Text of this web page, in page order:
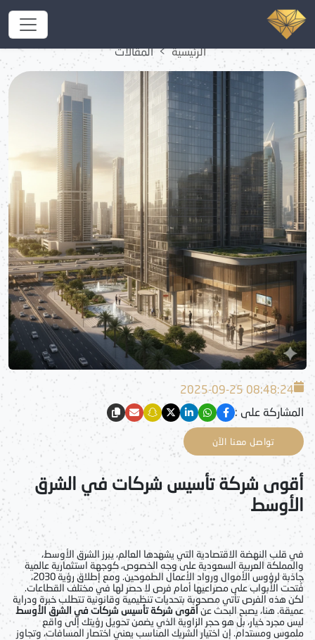
الرئيسية المقالات
2025-09-25 08:48:24
المشاركة على :
تواصل معنا الآن
أقوى شركة تأسيس شركات في الشرق
الأوسط
في قلب النهضة الاقتصادية التي يشهدها العالم، يبرز الشرق الأوسط،
والمملكة العربية السعودية على وجه الخصوص، كوجهة استثمارية عالمية
جاذبة لرؤوس الأموال ورواد الأعمال الطموحين. ومع إطلاق رؤية 2030،
فُتحت الأبواب على مصراعيها أمام فرص لا حصر لها في مختلف القطاعات.
لكن هذه الفرص تأتي مصحوبة بتحديات تنظيمية وقانونية تتطلب خبرة ودراية
عميقة. هنا، يصبح البحث عنأقوى شركة تأسيس شركات في الشرق الأوسط
ليس مجرد خيار، بل هو حجر الزاوية الذي يضمن تحويل رؤيتك إلى واقع
ملموس ومستدام. إن اختيار الشريك المناسب يعني اختصار المسافات، وتجاوز